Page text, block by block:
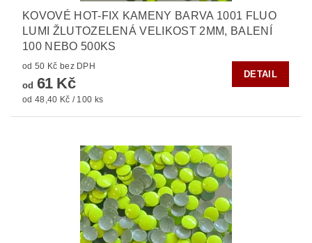
KOVOVÉ HOT-FIX KAMENY BARVA 1001 FLUO
LUMI ŽLUTOZELENÁ VELIKOST 2MM, BALENÍ
100 NEBO 500KS
od 50 Kč bez DPH
od 61 Kč
od 48,40 Kč / 100 ks
DETAIL